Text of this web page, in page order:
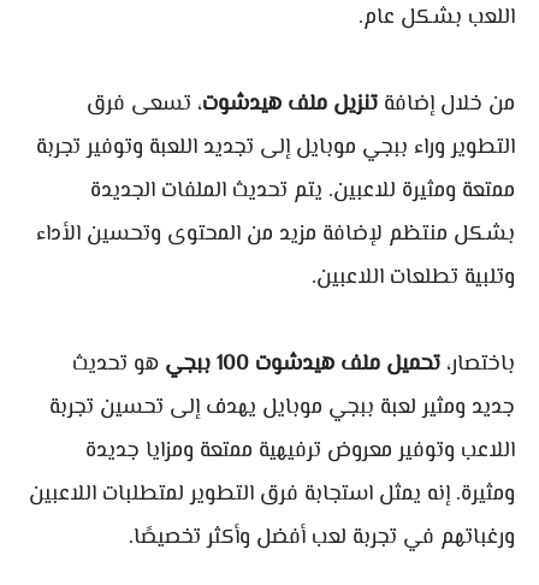
اللعب بشكل عام.
من خلال إضافة تنزيل ملف هيدشوت، تسعى فرق
التطوير وراء ببجي موبايل إلى تجديد اللعبة وتوفير تجربة
ممتعة ومثيرة للاعبين. يتم تحديث الملفات الجديدة
بشكل منتظم لإضافة مزيد من المحتوى وتحسين الأداء
وتلبية تطلعات اللاعبين.
باختصار، تحميل ملف هيدشوت 100 ببجي
هو تحديث
جديد ومثير لعبة ببجي موبايل يهدف إلى تحسين تجربة
اللاعب وتوفير معروض ترفيهية ممتعة ومزايا جديدة
ومثيرة. إنه يمثل استجابة فرق التطوير لمتطلبات اللاعبين
ورغباتهم في تجربة لعب أفضل وأكثر تخصيصًا.